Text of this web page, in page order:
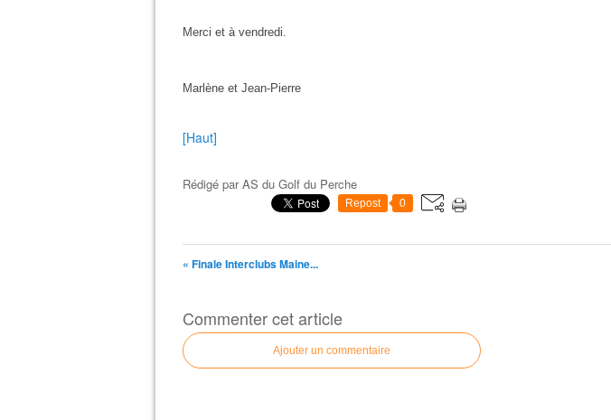
Merci et à vendredi.
Marlène et Jean-Pierre
[Haut]
Rédigé parAS du Golf du Perche
Repost 0
« Finale Interclubs Maine...
Commenter cet article
Ajouter un commentaire